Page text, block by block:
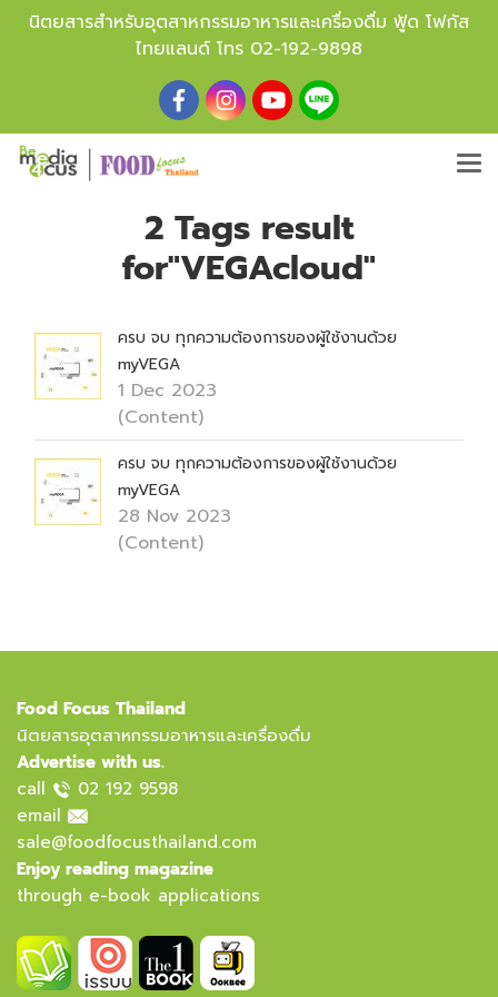
นิตยสารสำหรับอุตสาหกรรมอาหารและเครื่องดื่ม ฟู้ด โฟกัส
ไทยแลนด์ โทร 02-192-9898
2 Tags result
for"VEGAcloud"
ครบ จบ ทุกความต้องการของผู้ใช้งานด้วย
myVEGA
1 Dec 2023
(Content)
ครบ จบ ทุกความต้องการของผู้ใช้งานด้วย
myVEGA
28 Nov 2023
(Content)
Food Focus Thailand
นิตยสารอุตสาหกรรมอาหารและเครื่องดื่ม
Advertise with us.
call
02 192 9598
email
sale@foodfocusthailand.com
Enjoy reading magazine
through e-book applications